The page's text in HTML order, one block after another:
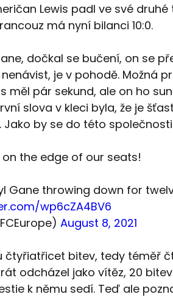
Lewis padl ve své druhé
má nyní bilanci 10:0.
dočkal se bučení, on se
je v pohodě. Možná
měl pár sekund, ale on ho
slova v kleci byla, že je
Jako by se do této
on the edge of our seats!
Gane throwing down for
wp6cZA4BV6
August 8, 2021
čtyřiatřicet bitev, tedy téměř
odcházel jako vítěz, 20 bitev
k němu sedí. Teď ale